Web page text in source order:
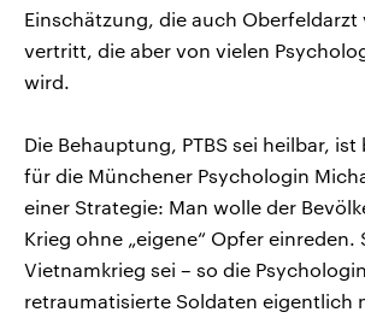
Einschätzung, die auch Oberfeldarzt
vertritt, die aber von vielen
wird.
Die Behauptung, PTBS sei heilbar,
für die Münchener Psychologin
einer Strategie: Man wolle der
Krieg ohne „eigene“ Opfer einreden.
Vietnamkrieg sei – so die
retraumatisierte Soldaten eigentlich